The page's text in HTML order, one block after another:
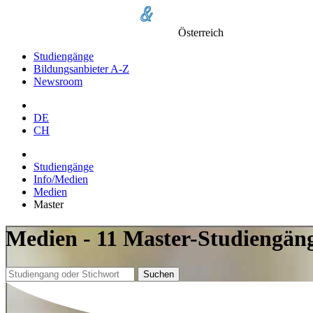
Österreich
Studiengänge
Bildungsanbieter A-Z
Newsroom
DE
CH
Studiengänge
Info/Medien
Medien
Master
Medien - 11 Master-
Suchen